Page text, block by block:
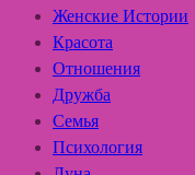
Женские Истории
Красота
Отношения
Дружба
Семья
Психология